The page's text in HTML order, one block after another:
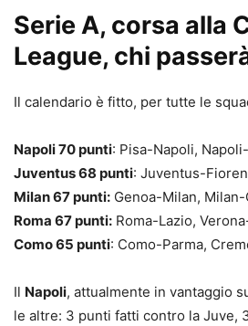
Serie A, corsa alla
League, chi
Il calendario è fitto, per tutte le
Napoli 70 punti: Pisa-Napoli,
Juventus 68 punti: Juventus-
Milan 67 punti: Genoa-Milan,
Roma 67 punti: Roma-Lazio,
Como 65 punti: Como-Parma,
Il Napoli, attualmente in vantaggio
le altre: 3 punti fatti contro la Juve,